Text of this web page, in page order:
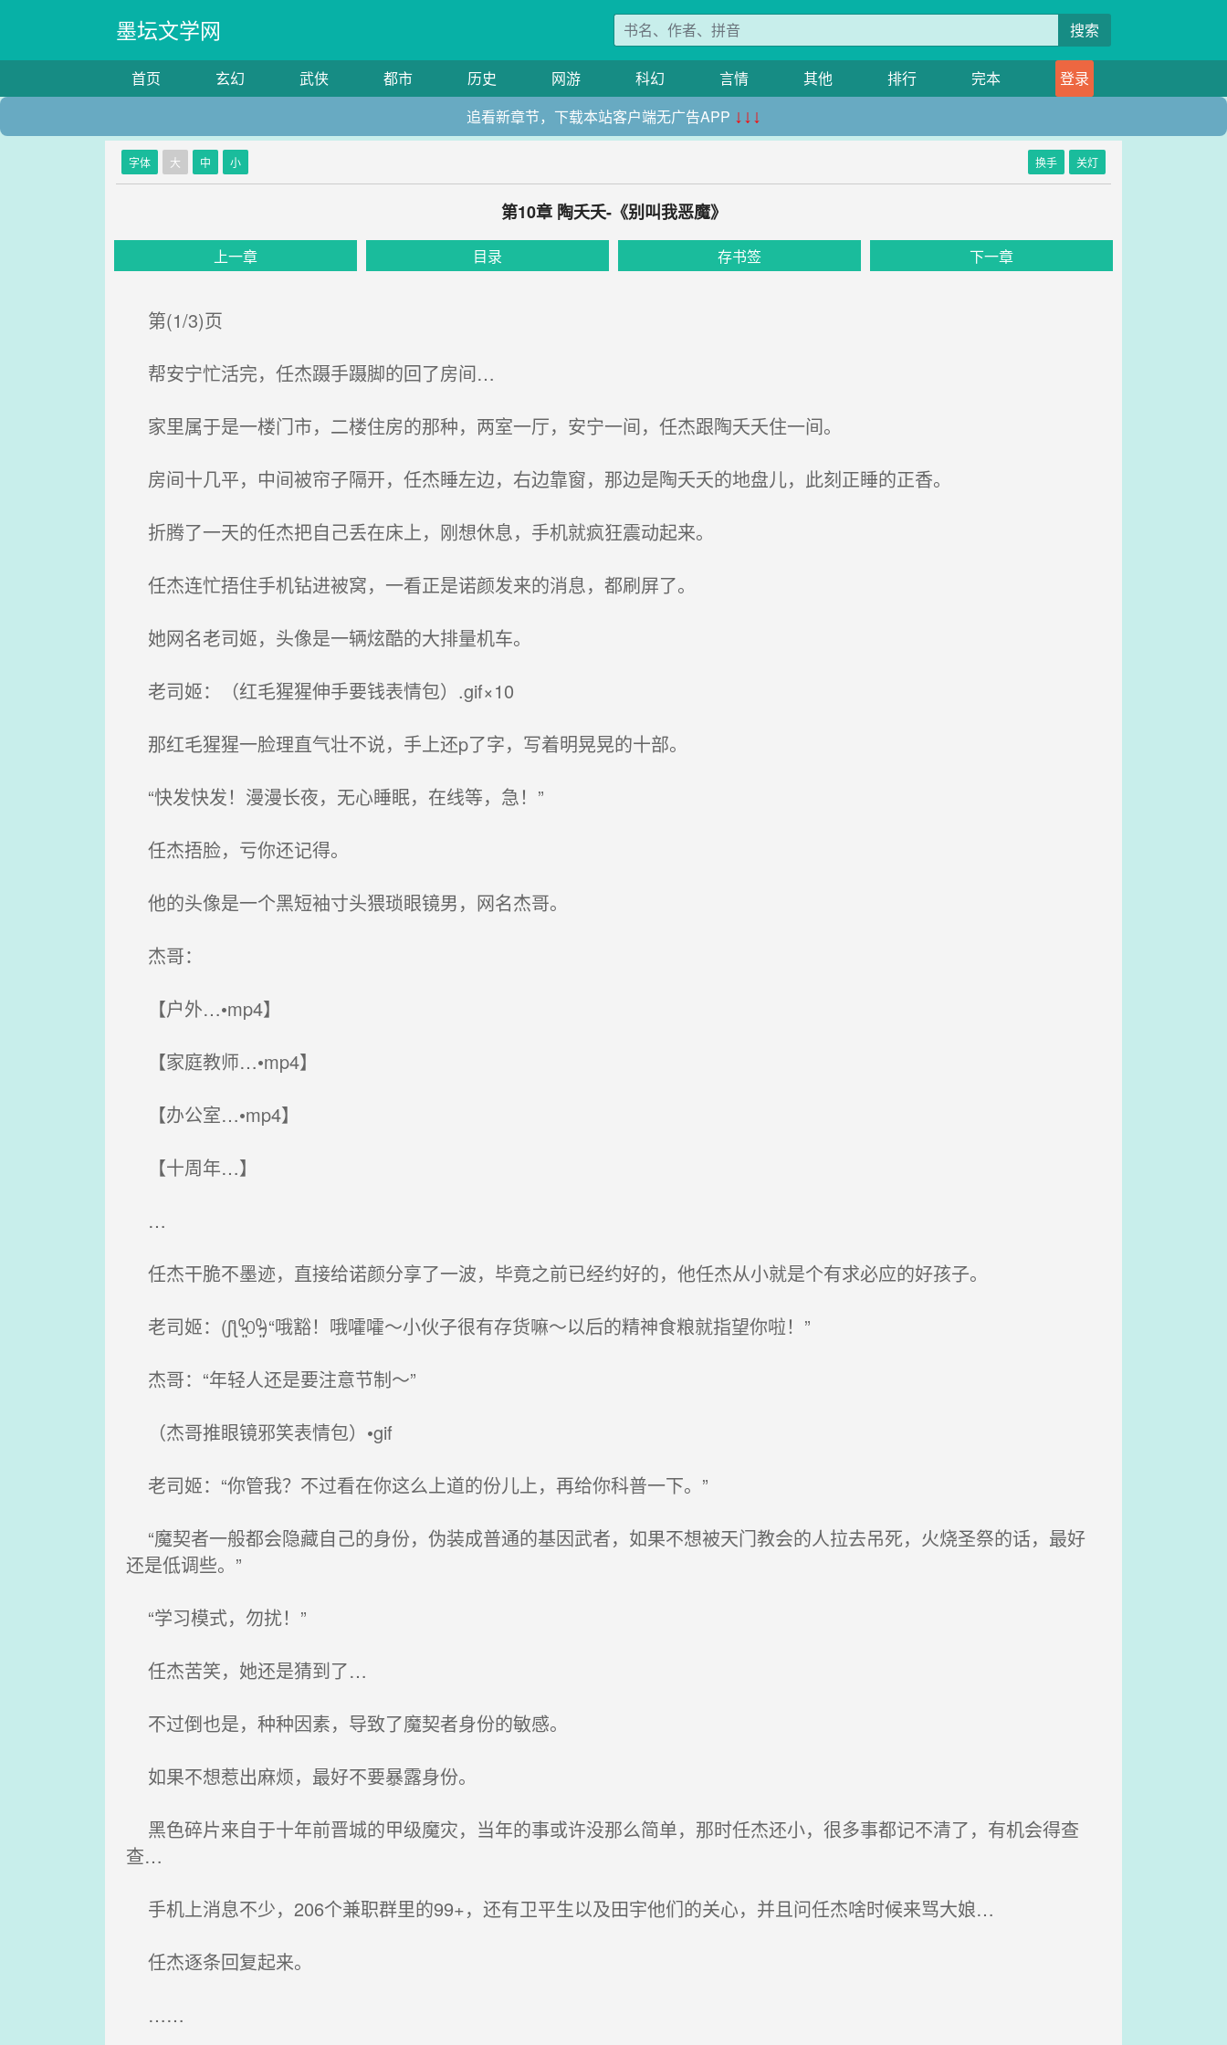
墨坛文学网 搜索
首页 玄幻 武侠 都市 历史 网游 科幻 言情 其他 排行 完本
登录
追看新章节，下载本站客户端无广告APP ↓↓↓
字体 大 中 小 换手 关灯
第10章 陶夭夭-《别叫我恶魔》
上一章 目录 存书签 下一章
第(1/3)页
帮安宁忙活完，任杰蹑手蹑脚的回了房间…
家里属于是一楼门市，二楼住房的那种，两室一厅，安宁一间，任杰跟陶夭夭住一间。
房间十几平，中间被帘子隔开，任杰睡左边，右边靠窗，那边是陶夭夭的地盘儿，此刻正睡的正香。
折腾了一天的任杰把自己丢在床上，刚想休息，手机就疯狂震动起来。
任杰连忙捂住手机钻进被窝，一看正是诺颜发来的消息，都刷屏了。
她网名老司姬，头像是一辆炫酷的大排量机车。
老司姬：（红毛猩猩伸手要钱表情包）.gif×10
那红毛猩猩一脸理直气壮不说，手上还p了字，写着明晃晃的十部。
“快发快发！漫漫长夜，无心睡眠，在线等，急！”
任杰捂脸，亏你还记得。
他的头像是一个黑短袖寸头猥琐眼镜男，网名杰哥。
杰哥：
【户外…•mp4】
【家庭教师…•mp4】
【办公室…•mp4】
【十周年…】
…
任杰干脆不墨迹，直接给诺颜分享了一波，毕竟之前已经约好的，他任杰从小就是个有求必应的好孩子。
老司姬：(ʃƪ⁰̷̴͈꒨⁰̷̴͈)“哦豁！哦嚯嚯～小伙子很有存货嘛～以后的精神食粮就指望你啦！”
杰哥：“年轻人还是要注意节制～”
（杰哥推眼镜邪笑表情包）•gif
老司姬：“你管我？不过看在你这么上道的份儿上，再给你科普一下。”
“魔契者一般都会隐藏自己的身份，伪装成普通的基因武者，如果不想被天门教会的人拉去吊死，火烧圣祭的话，最好
还是低调些。”
“学习模式，勿扰！”
任杰苦笑，她还是猜到了…
不过倒也是，种种因素，导致了魔契者身份的敏感。
如果不想惹出麻烦，最好不要暴露身份。
黑色碎片来自于十年前晋城的甲级魔灾，当年的事或许没那么简单，那时任杰还小，很多事都记不清了，有机会得查
查…
手机上消息不少，206个兼职群里的99+，还有卫平生以及田宇他们的关心，并且问任杰啥时候来骂大娘…
任杰逐条回复起来。
……